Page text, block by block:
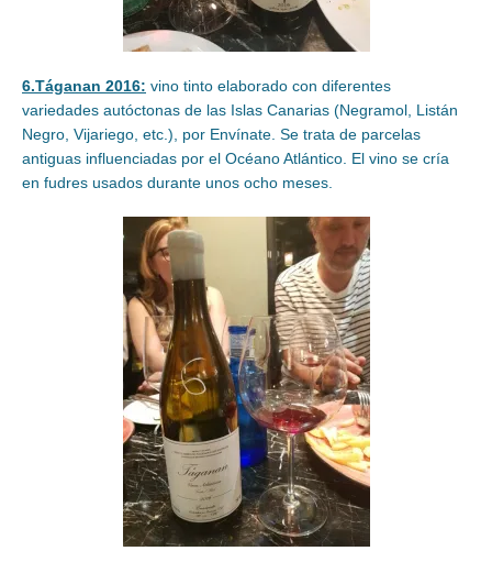
6.Táganan 2016: vino tinto elaborado con diferentes
variedades autóctonas de las Islas Canarias (Negramol, Listán
Negro, Vijariego, etc.), por Envínate. Se trata de parcelas
antiguas influenciadas por el Océano Atlántico. El vino se cría
en fudres usados durante unos ocho meses.